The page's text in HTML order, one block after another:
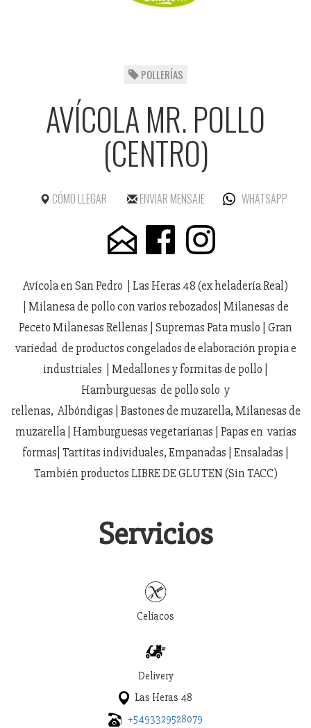
POLLERÍAS
AVÍCOLA MR. POLLO
(CENTRO)
CÓMO LLEGAR ENVIAR MENSAJE WHATSAPP
Avícola en San Pedro | Las Heras 48 (ex heladería Real)
| Milanesa de pollo con varios rebozados| Milanesas de
Peceto Milanesas Rellenas | Supremas Pata muslo | Gran
variedad de productos congelados de elaboración propia e
industriales | Medallones y formitas de pollo |
Hamburguesas de pollo solo y
rellenas, Albóndigas | Bastones de muzarella, Milanesas de
muzarella | Hamburguesas vegetarianas | Papas en varias
formas| Tartitas individuales, Empanadas | Ensaladas |
También productos LIBRE DE GLUTEN (Sin TACC)
Servicios
Celíacos
Delivery
Las Heras 48
+5493329528079